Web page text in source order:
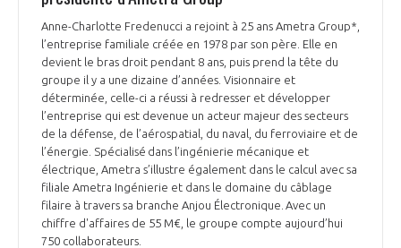
Anne-Charlotte Fredenucci a rejoint à 25 ans Ametra Group*,
l’entreprise familiale créée en 1978 par son père. Elle en
devient le bras droit pendant 8 ans, puis prend la tête du
groupe il y a une dizaine d’années. Visionnaire et
déterminée, celle-ci a réussi à redresser et développer
l’entreprise qui est devenue un acteur majeur des secteurs
de la défense, de l’aérospatial, du naval, du ferroviaire et de
l’énergie. Spécialisé dans l’ingénierie mécanique et
électrique, Ametra s’illustre également dans le calcul avec sa
filiale Ametra Ingénierie et dans le domaine du câblage
filaire à travers sa branche Anjou Électronique. Avec un
chiffre d'affaires de 55 M€, le groupe compte aujourd’hui
750 collaborateurs.